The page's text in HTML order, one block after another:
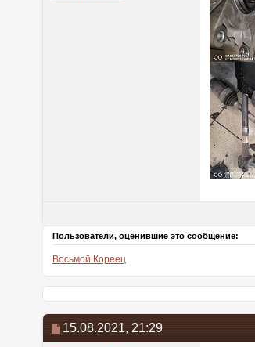
Пользователи, оценившие это сообщение:
Восьмой Кореец
15.08.2021, 21:29